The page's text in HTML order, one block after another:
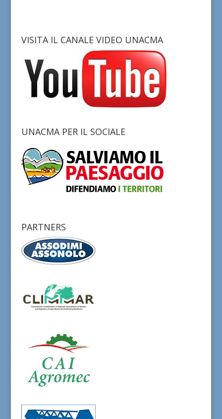
VISITA IL CANALE VIDEO UNACMA
UNACMA PER IL SOCIALE
PARTNERS